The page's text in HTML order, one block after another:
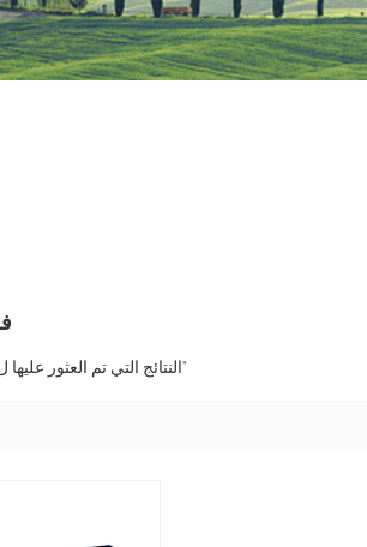
1 النتائج التي تم العثور عليها ل "فرز المعادن المعدنية"